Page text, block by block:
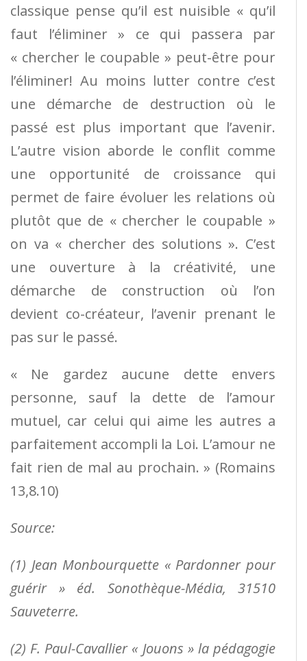
classique pense qu’il est nuisible « qu’il
faut l’éliminer » ce qui passera par
« chercher le coupable » peut-être pour
l’éliminer! Au moins lutter contre c’est
une démarche de destruction où le
passé est plus important que l’avenir.
L’autre vision aborde le conflit comme
une opportunité de croissance qui
permet de faire évoluer les relations où
plutôt que de « chercher le coupable »
on va « chercher des solutions ». C’est
une ouverture à la créativité, une
démarche de construction où l’on
devient co-créateur, l’avenir prenant le
pas sur le passé.
« Ne gardez aucune dette envers
personne, sauf la dette de l’amour
mutuel, car celui qui aime les autres a
parfaitement accompli la Loi. L’amour ne
fait rien de mal au prochain. » (Romains
13,8.10)
Source:
(1) Jean Monbourquette « Pardonner pour
guérir » éd. Sonothèque-Média, 31510
Sauveterre.
(2) F. Paul-Cavallier « Jouons » la pédagogie